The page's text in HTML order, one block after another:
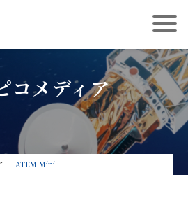
コメディア
ATEM Mini